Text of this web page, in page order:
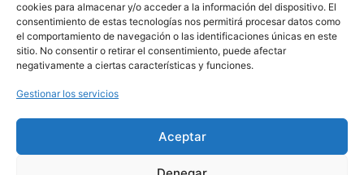
cookies para almacenar y/o acceder a la información del dispositivo. El
consentimiento de estas tecnologías nos permitirá procesar datos como
el comportamiento de navegación o las identificaciones únicas en este
sitio. No consentir o retirar el consentimiento, puede afectar
negativamente a ciertas características y funciones.
Gestionar los servicios
Aceptar
Haz clic en «Estoy de acuerdo» para
activar Youtube
POLÍTICA DE COOKIES